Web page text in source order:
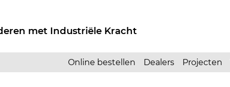
met Industriële Kracht
Online bestellen Dealers Projecten